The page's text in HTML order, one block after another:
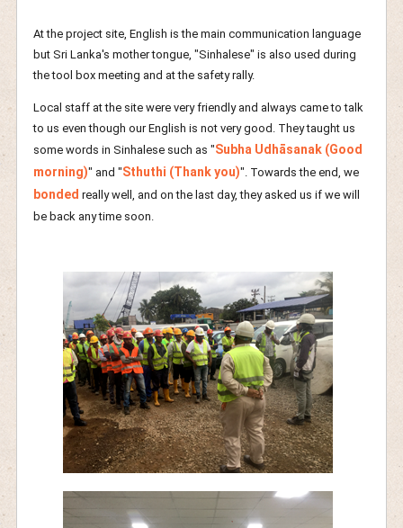
At the project site, English is the main communication language
but Sri Lanka's mother tongue, "Sinhalese" is also used during
the tool box meeting and at the safety rally.
Local staff at the site were very friendly and always came to talk
to us even though our English is not very good. They taught us
some words in Sinhalese such as "Subha Udhāsanak (Good
morning)" and "Sthuthi (Thank you)". Towards the end, we
bonded really well, and on the last day, they asked us if we will
be back any time soon.